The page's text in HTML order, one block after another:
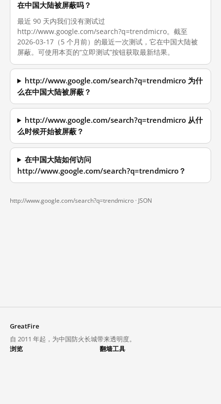
在中国大陆被屏蔽吗？
最近 90 天内我们没有测试过
http://www.google.com/search?q=trendmicro。截至
2026-03-17（5 个月前）的最近一次测试，它在中国大陆被
屏蔽。可使用本页的“立即测试”按钮获取最新结果。
http://www.google.com/search?q=trendmicro 为什
么在中国大陆被屏蔽？
http://www.google.com/search?q=trendmicro 从什
么时候开始被屏蔽？
在中国大陆如何访问
http://www.google.com/search?q=trendmicro？
http://www.google.com/search?q=trendmicro · JSON
GreatFire
自 2011 年起，为中国防火长城带来透明度。
浏览
翻墙工具